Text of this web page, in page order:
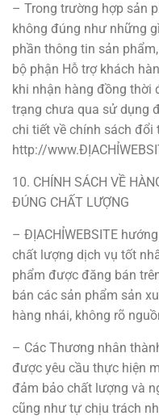
– Trong trường hợp sản
không đúng như những
phần thông tin sản
bộ phận Hỗ trợ khách
khi nhận hàng đồng thời
trạng chưa qua sử dụng
chi tiết về chính sách đổi
http://
10. CHÍNH SÁCH VỀ
ĐÚNG CHẤT LƯỢNG
– ĐỊACHỈWEBSITE
chất lượng dịch vụ tốt
phẩm được đăng bán
bán các sản phẩm sản
hàng nhái, không rõ
– Các Thương nhân
được yêu cầu thực hiện
đảm bảo chất lượng và
cũng như tự chịu trách